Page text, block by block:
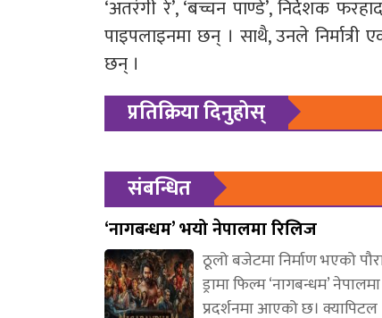
‘अतरंगी रे’, ‘बच्चन पाण्डे’, निर्देशक
पाइपलाइनमा छन् । साथै, उनले
छन् ।
प्रतिक्रिया दिनुहोस्
संबन्धित
‘नागबन्धम’ भयो नेपालमा रिलिज
ठूलो बजेटमा निर्माण भएको
ड्रामा फिल्म ‘नागबन्धम’ नेपालमा
प्रदर्शनमा आएको छ। क्यापिटल